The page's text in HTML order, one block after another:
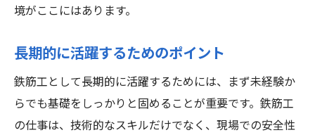
境がここにはあります。
長期的に活躍するためのポイント
鉄筋工として長期的に活躍するためには、まず未経験か
らでも基礎をしっかりと固めることが重要です。鉄筋工
の仕事は、技術的なスキルだけでなく、現場での安全性